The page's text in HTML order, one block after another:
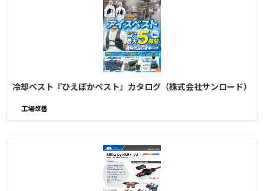
冷却ベスト『ひえぽかベスト』カタログ（株式会社サンロード）
工場改善